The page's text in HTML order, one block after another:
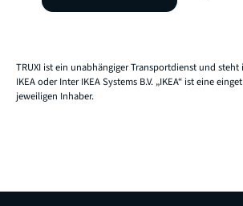
TRUXI ist ein unabhängiger Transportdienst und
IKEA oder Inter IKEA Systems B.V. „IKEA“ ist eine
jeweiligen Inhaber.